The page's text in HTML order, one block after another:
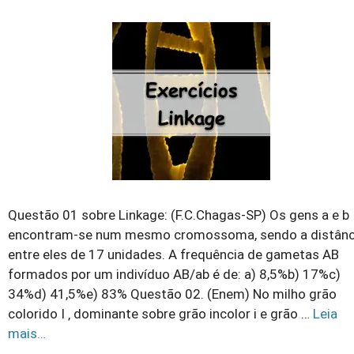
Questão 01 sobre Linkage: (F.C.Chagas-SP) Os gens a e b
encontram-se num mesmo cromossoma, sendo a
entre eles de 17 unidades. A frequência de gametas AB
formados por um indivíduo AB/ab é de: a) 8,5%b) 17%c)
34%d) 41,5%e) 83% Questão 02. (Enem) No milho grão
colorido I ‚ dominante sobre grão incolor i e grão … Leia
mais…